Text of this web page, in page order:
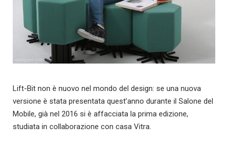
Lift-Bit non è nuovo nel mondo del design: se una nuova
versione è stata presentata quest’anno durante il Salone del
Mobile, già nel 2016 si è affacciata la prima edizione,
studiata in collaborazione con casa Vitra.